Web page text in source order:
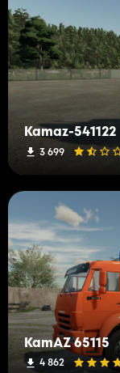
Kamaz-541122
3 699
KamAZ 65115
4 862